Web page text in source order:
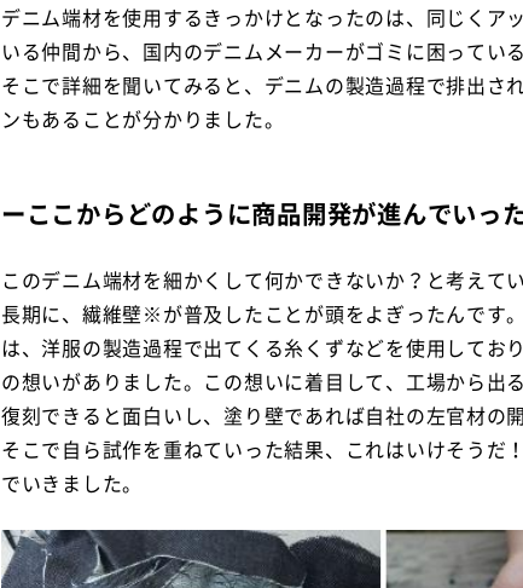
デニム端材を使用するきっかけとなったのは、同じくア
いる仲間から、国内のデニムメーカーがゴミに困ってい
そこで詳細を聞いてみると、デニムの製造過程で排出さ
ンもあることが分かりました。
ーここからどのように商品開発が進んでいっ
このデニム端材を細かくして何かできないか？と考えて
長期に、繊維壁※が普及したことが頭をよぎったんです
は、洋服の製造過程で出てくる糸くずなどを使用してお
の想いがありました。この想いに着目して、工場から出
復刻できると面白いし、塗り壁であれば自社の左官材の
そこで自ら試作を重ねていった結果、これはいけそうだ
でいきました。